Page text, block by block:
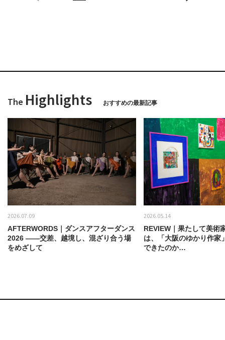
The Highlights おすすめの最新記事
2026.07.09
AFTERWORDS｜ダンスアフターダンス
2026 ——交差、越境し、混ざり合う場
をめざして
2026.05.14
REVIEW｜果たして美術
は、「大阪のゆかり作家
できたのか…